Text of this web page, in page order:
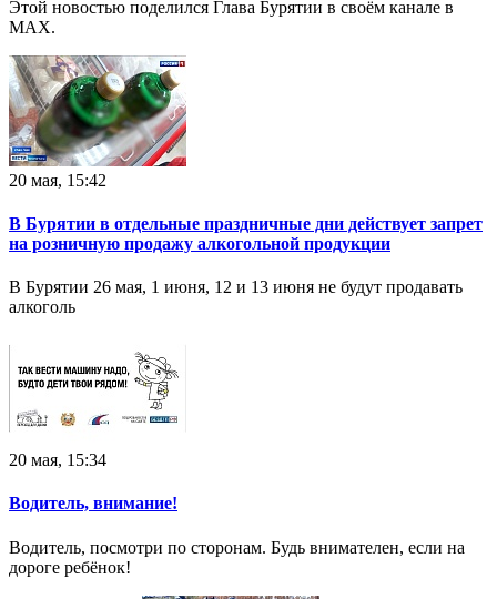
Этой новостью поделился Глава Бурятии в своём канале в
MAX.
20 мая, 15:42
В Бурятии в отдельные праздничные дни действует запрет
на розничную продажу алкогольной продукции
В Бурятии 26 мая, 1 июня, 12 и 13 июня не будут продавать
алкоголь
20 мая, 15:34
Водитель, внимание!
Водитель, посмотри по сторонам. Будь внимателен, если на
дороге ребёнок!